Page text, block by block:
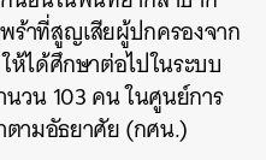
ร้าที่สูญเสียผู้ปกครองจาก
ห้ได้ศึกษาต่อไปในระบบ
วน 103 คน ในศูนย์การ
ามอัธยาศัย (กศน.)